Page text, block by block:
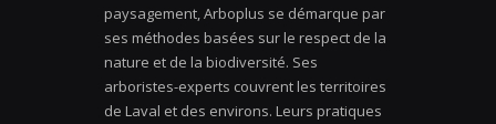
paysagement, Arboplus se démarque par
ses méthodes basées sur le respect de la
nature et de la biodiversité. Ses
arboristes-experts couvrent les territoires
de Laval et des environs. Leurs pratiques